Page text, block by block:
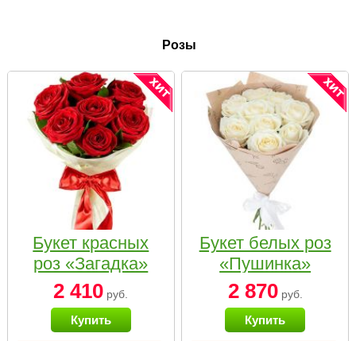
Розы
Букет красных
роз «Загадка»
2 410 руб.
Купить
Букет белых роз
«Пушинка»
2 870руб.
Купить